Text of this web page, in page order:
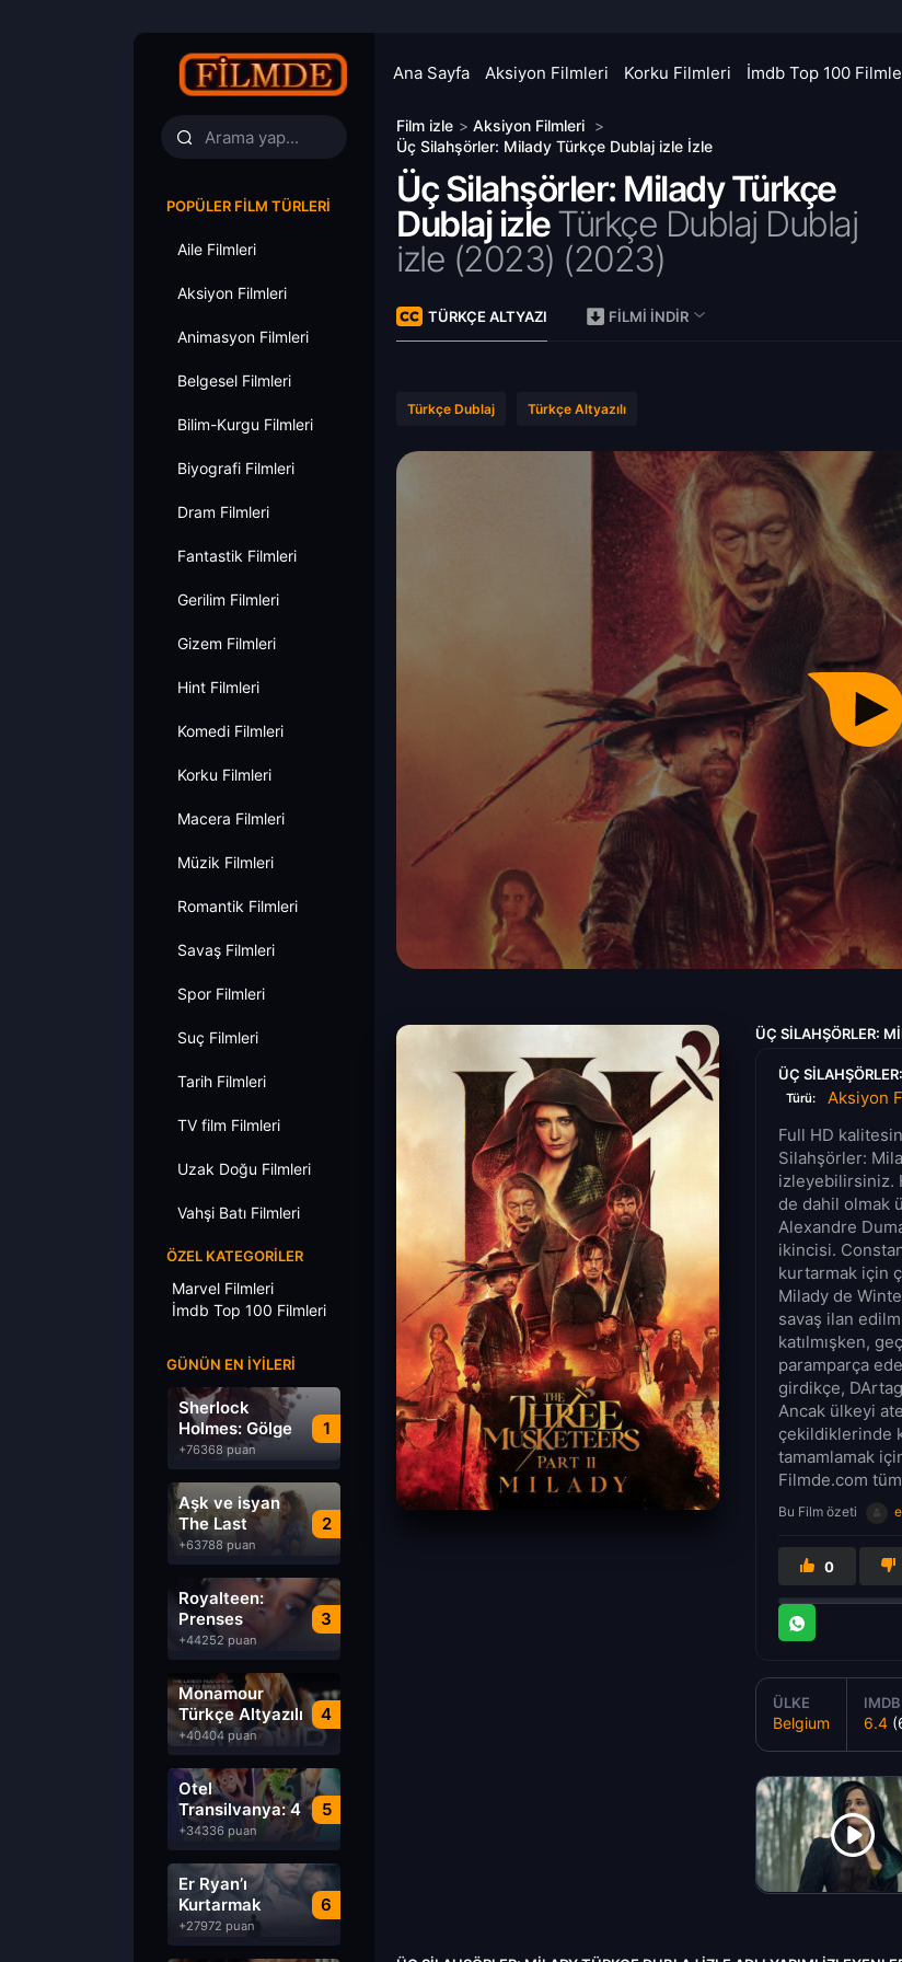
Ana Sayfa Aksiyon Filmleri Korku Filmleri İmdb Top 100
POPÜLER FILM TÜRLERI
Aile Filmleri
Aksiyon Filmleri
Animasyon Filmleri
Belgesel Filmleri
Bilim-Kurgu Filmleri
Biyografi Filmleri
Dram Filmleri
Fantastik Filmleri
Gerilim Filmleri
Gizem Filmleri
Hint Filmleri
Komedi Filmleri
Korku Filmleri
Macera Filmleri
Müzik Filmleri
Romantik Filmleri
Savaş Filmleri
Spor Filmleri
Suç Filmleri
Tarih Filmleri
TV film Filmleri
Uzak Doğu Filmleri
Vahşi Batı Filmleri
ÖZEL KATEGORILER
Marvel Filmleri
İmdb Top 100 Filmleri
GÜNÜN EN İYILERI
1
Sherlock
Holmes: Gölge
Oyunları
+76368 puan
2
Aşk ve isyan
The Last
Parasido izle
+63788 puan
3
Royalteen:
Prenses
Margrethe izle
+44252 puan
4
Monamour
Türkçe Altyazılı
izle
+40404 puan
5
Otel
Transilvanya: 4
Transformanya
izle
+34336 puan
6
Er Ryan’ı
Kurtarmak
Saving Private
Ryan Türkçe
+27972 puan
Film izle > Aksiyon Filmleri >
Üç Silahşörler: Milady Türkçe Dublaj izle İzle
Üç Silahşörler: Milady Türkçe
Dublaj izleTürkçe Dublaj Dublaj
izle (2023) (2023)
TÜRKÇE ALTYAZI FILMI İNDIR
Türkçe Dublaj Türkçe Altyazılı
ÜÇ SILAHŞÖRLER:
ÜÇ
Türü: Aksiyon
Full HD
Silahşörler:
izleyebilirsiniz.
de dahil olmak
Alexandre
ikincisi.
kurtarmak için
Milady de
savaş ilan
katılmışken,
paramparça
girdikçe,
Ancak ülkeyi
çekildiklerinde
tamamlamak
Filmde.com
Bu Film özeti
0
ÜLKE
Belgium 6.4